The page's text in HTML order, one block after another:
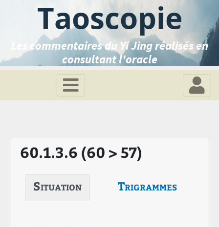
Taoscopie
Les commentaires du Yi Jing réalisés en
consultant l'oracle
60.1.3.6 (60 > 57)
Situation Trigrammes